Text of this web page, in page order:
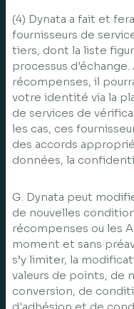
(4) Dynata a fait et
fournisseurs de
tiers, dont la liste
processus
récompenses, il
votre identité via la
de services de
les cas, ces
des accords
données, la
G. Dynata peut
de nouvelles
récompenses ou les
moment et sans
s’y limiter, la
valeurs de points, de
conversion, de